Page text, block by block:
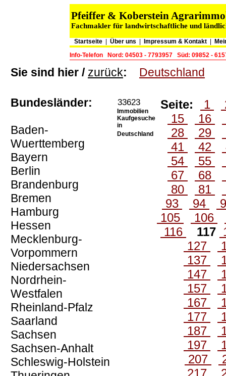
Pfeiffer & Koberstein
Fachmakler für landwirtschaftliche und
Startseite Über uns Impressum & Kontakt
Info-Telefon
Nord: 04503 - 7793957 Süd: 09852 -
Sie sind hier / zurück: Deutschland
Bundesländer:
Baden-
Wuerttemberg
Bayern
Berlin
Brandenburg
Bremen
Hamburg
Hessen
Mecklenburg-
Vorpommern
Niedersachsen
Nordrhein-
Westfalen
Rheinland-Pfalz
Saarland
Sachsen
Sachsen-Anhalt
Schleswig-Holstein
33623
Immobilien
Kaufgesuche
in
Deutschland
Seite: 1
15
16
28
29
41
42
54
55
67
68
80
81
93
94
105
106
116
117
127
137
147
157
167
177
187
197
207
217